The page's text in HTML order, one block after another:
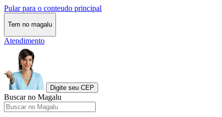
Pular para o conteudo principal
Tem no magalu
Atendimento
Digite seu CEP
Buscar no Magalu